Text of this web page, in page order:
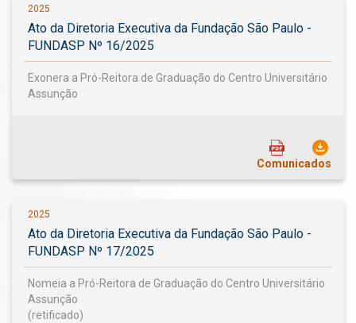
2025
Ato da Diretoria Executiva da Fundação São Paulo -
FUNDASP Nº 16/2025
Exonera a Pró-Reitora de Graduação do Centro Universitário
Assunção
Comunicados
2025
Ato da Diretoria Executiva da Fundação São Paulo -
FUNDASP Nº 17/2025
Nomeia a Pró-Reitora de Graduação do Centro Universitário
Assunção
(retificado)